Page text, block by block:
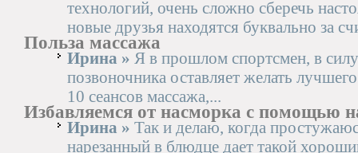
технологий, очень сложно сберечь
новые друзья находятся буквально за
Польза массажа
Ирина » Я в прошлом спортсмен, в
позвоночника оставляет желать
10 сеансов массажа,...
Избавляемся от насморка с помощью
Ирина » Так и делаю, когда
нарезанный в блюдце дает такой